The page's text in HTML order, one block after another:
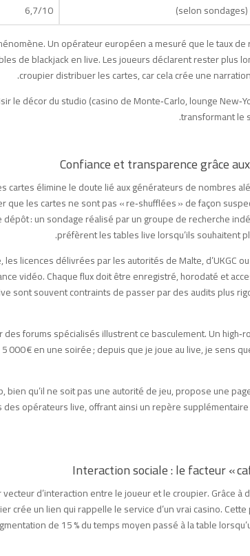
6,7/10
Un opérateur européen a mesuré que le taux
de blackjack en live. Les joueurs déclarent rester plus
croupier distribuer les cartes, car cela crée une
le décor du studio (casino de Monte‑Carlo, lounge
transformant le
Confiance et transparence grâce
cartes élimine le doute lié aux générateurs de nombres
que les cartes ne sont pas « re‑shufflées » de façon
: un sondage réalisé par un groupe de recherche
préfèrent les tables live lorsqu’ils souhaitent
licences délivrées par les autorités de Malte, d’UKGC
vidéo. Chaque flux doit être enregistré, horodaté et
sont souvent contraints de passer par des audits plus
forums spécialisés illustrent ce basculement. Un
000 € en une soirée ; depuis que je joue au live, je sens
bien qu’il ne soit pas une autorité de jeu, propose une
opérateurs live, offrant ainsi un repère
Interaction sociale : le facteur «
d’interaction entre le joueur et le croupier. Grâce
crée un lien qui rappelle le service d’un vrai casino.
de 15 % du temps moyen passé à la table